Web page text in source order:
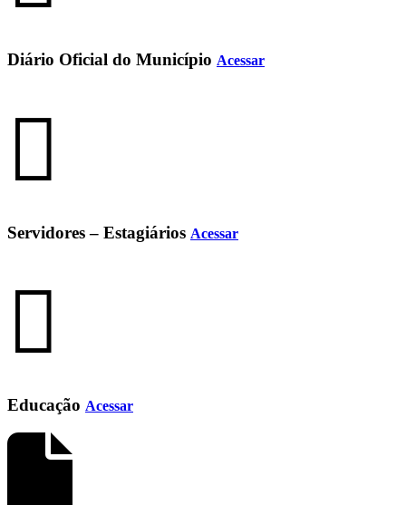
Diário Oficial do Município Acessar
Servidores – Estagiários Acessar
Educação Acessar